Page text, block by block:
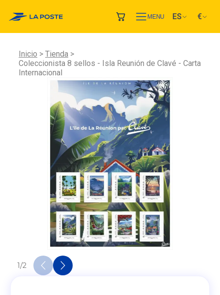
MENU ES €
Inicio
Tienda
Coleccionista 8 sellos - Isla Reunión de Clavé - Carta
Internacional
1/2